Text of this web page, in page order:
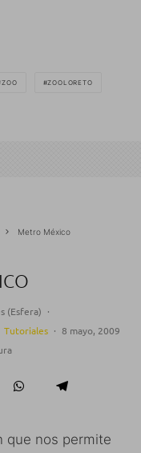
ZOO ZOOLORETO
Metro México
(Esfera) ·
Tutoriales · 8 mayo, 2009
que nos permite